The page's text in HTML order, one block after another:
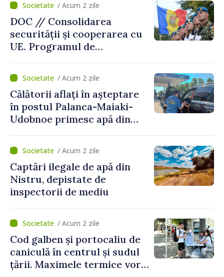
/ Acum 2 zile
DOC // Consolidarea
securității și cooperarea cu
UE. Programul de
Naționale de Apărare pentru
perioada 2024–2034,
publicat în Monitorul Oficial
/ Acum 2 zile
Călătorii aflați în așteptare
în postul Palanca-Maiaki-
Udobnoe primesc apă din
și a polițiștilor de frontieră
/ Acum 2 zile
Captări ilegale de apă din
Nistru, depistate de
inspectorii de mediu
/ Acum 2 zile
Cod galben și portocaliu de
caniculă în centrul și sudul
țării. Maximele termice vor